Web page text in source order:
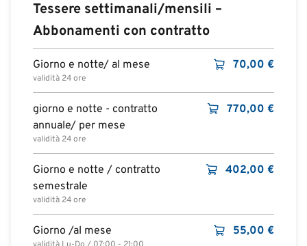
Tessere settimanali/mensili –
Abbonamenti con contratto
Giorno e notte/ al mese
validità 24 ore
70,00 €
giorno e notte - contratto
annuale/ per mese
validità 24 ore
770,00 €
Giorno e notte / contratto
semestrale
validità 24 ore
402,00 €
Giorno /al mese 55,00 €